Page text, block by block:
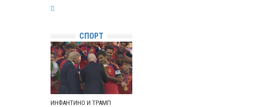
СПОРТ
ИНФАНТИНО И ТРАМП